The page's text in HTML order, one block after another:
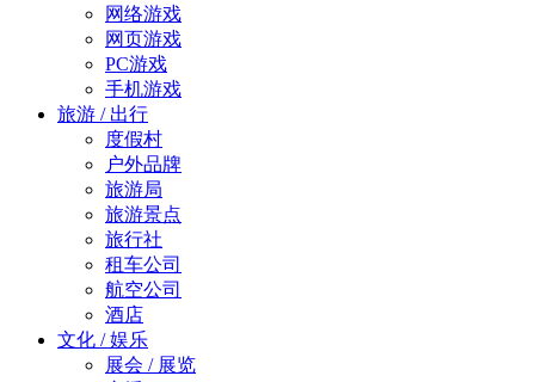
网络游戏
网页游戏
PC游戏
手机游戏
旅游 / 出行
度假村
户外品牌
旅游局
旅游景点
旅行社
租车公司
航空公司
酒店
文化 / 娱乐
展会 / 展览